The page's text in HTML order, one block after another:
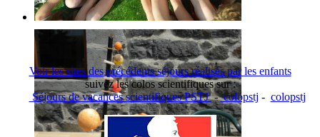
Voir les sites des précédents séjours réalisés par les enfants
suivez les colos scientifiques sur :
Séjours de vacances scientifiques PSTJ-colopstj - colopstj